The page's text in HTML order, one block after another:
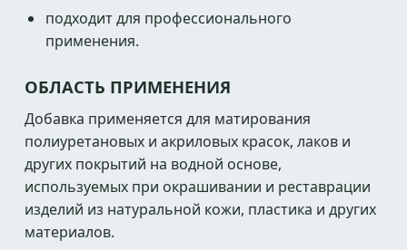
подходит для профессионального
применения.
ОБЛАСТЬ ПРИМЕНЕНИЯ
Добавка применяется для матирования
полиуретановых и акриловых красок, лаков и
других покрытий на водной основе,
используемых при окрашивании и реставрации
изделий из натуральной кожи, пластика и других
материалов.